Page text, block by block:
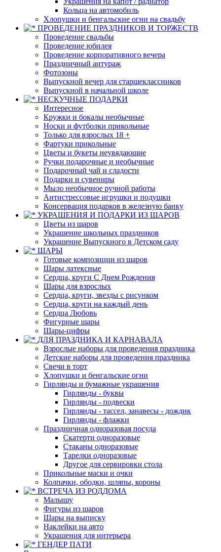
Кольца на автомобиль
Хлопушки и бенгальские огни на свадьбу
ПРОВЕДЕНИЕ ПРАЗДНИКОВ И ТОРЖЕСТВ
Проведение свадьбы
Проведение юбилея
Проведение корпоративного вечера
Праздничный антураж
Фотозоны
Выпускной вечер для старшеклассников
Выпускной в начальной школе
НЕСКУЧНЫЕ ПОДАРКИ
Интересное
Кружки и бокалы необычные
Носки и футболки прикольные
Только для взрослых 18 +
Фартуки прикольные
Цветы и букеты неувядающие
Ручки подарочные и необычные
Подарочный чай и сладости
Подарки и сувениры
Мыло необычное ручной работы
Антистрессовые игрушки и подушки
Консервация подарков в железную банку
УКРАШЕНИЯ И ПОДАРКИ ИЗ ШАРОВ
Цветы из шаров
Украшение школьных праздников
Украшение Выпускного в Детском саду
ШАРЫ
Готовые композиции из шаров
Шары латексные
Сердца, круги С Днем Рождения
Шары для взрослых
Сердца, круги, звезды с рисунком
Сердца, круги на каждый день
Сердца Любовь
Фигурные шары
Шары-цифры
ДЛЯ ПРАЗДНИКА И КАРНАВАЛА
Взрослые наборы для проведения праздника
Детские наборы для проведения праздника
Свечи в торт
Хлопушки и бенгальские огни
Гирлянды и бумажные украшения
Гирлянды - буквы
Гирлянды - подвески
Гирлянды - тассел, занавесы - дождик
Гирлянды - флажки
Праздничная одноразовая посуда
Скатерти одноразовые
Стаканы одноразовые
Тарелки одноразовые
Другое для сервировки стола
Прикольные маски и очки
Колпачки, ободки, шляпы, короны
ВСТРЕЧА ИЗ РОДДОМА
Малышу
Фигуры из шаров
Шары на выписку
Наклейки на авто
Украшения для интерьера
ГЕНДЕР ПАТИ